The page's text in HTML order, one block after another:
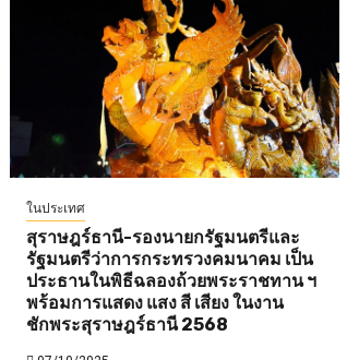
ในประเทศ
สุราษฎร์ธานี-รองนายกรัฐมนตรีและ
รัฐมนตรีว่าการกระทรวงคมนาคม เป็น
ประธานในพิธีฉลองถ้วยพระราชทาน ฯ
พร้อมการแสดง แสง สี เสียง ในงาน
ชักพระสุราษฎร์ธานี 2568